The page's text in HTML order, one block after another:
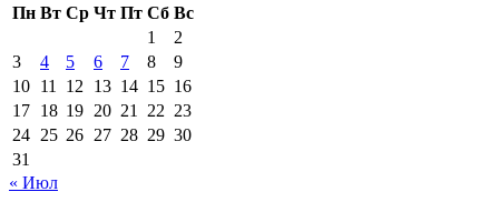
Пн Вт Ср Чт Пт Сб Вс
1
2
3
4 5 6 7 8
9
10 11 12 13 14 15 16
17 18 19 20 21 22 23
24 25 26 27 28 29 30
31
« Июл